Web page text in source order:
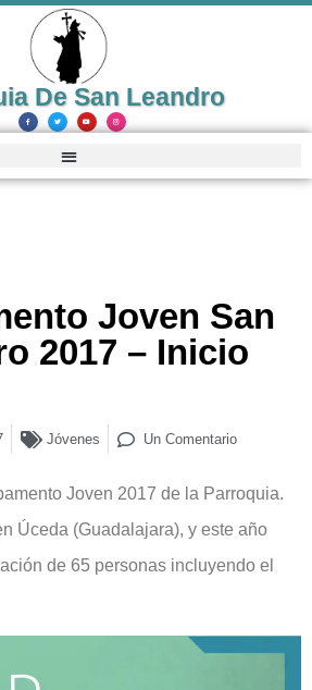
De San Leandro
Joven San
2017 – Inicio
Jóvenes Un Comentario
Joven 2017 de la Parroquia.
Úceda (Guadalajara), y este año
de 65 personas incluyendo el